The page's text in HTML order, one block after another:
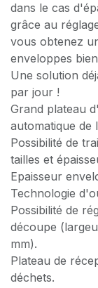
dans le cas
grâce au
vous obtenez
enveloppes
Une solution
par jour !
Grand plateau
automatique de
Possibilité de
tailles et
Epaisseur
Technologie
Possibilité de
découpe
mm).
Plateau de
déchets.